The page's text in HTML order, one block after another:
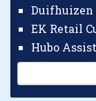
Duifhuizen
EK Retail
Hubo